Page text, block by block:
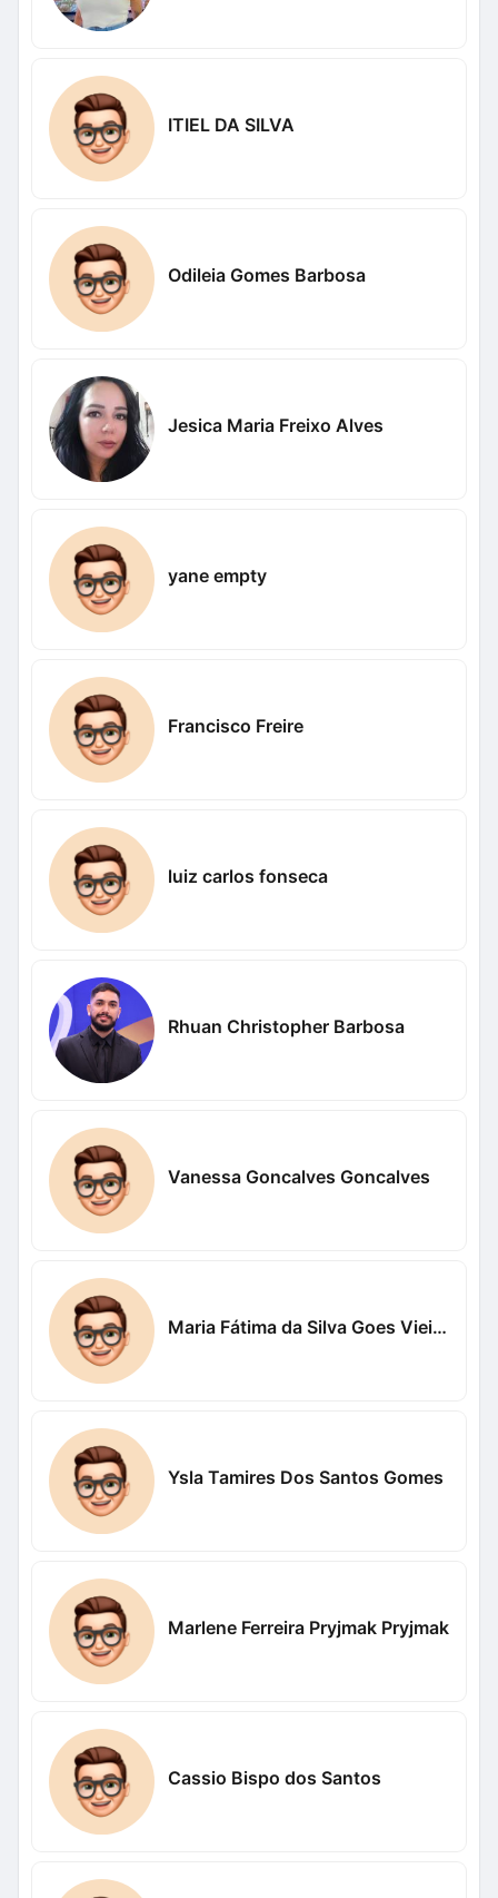
ITIEL DA SILVA
Odileia Gomes Barbosa
Jesica Maria Freixo Alves
yane empty
Francisco Freire
luiz carlos fonseca
Rhuan Christopher Barbosa
Vanessa Goncalves Goncalves
Maria Fátima da Silva Goes Vieira Vieira
Ysla Tamires Dos Santos Gomes
Marlene Ferreira Pryjmak Pryjmak
Cassio Bispo dos Santos